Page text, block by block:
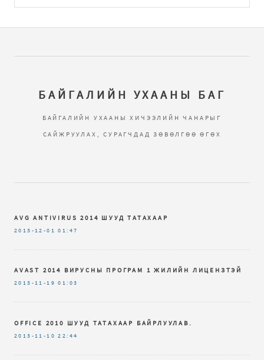
БАЙГАЛИЙН УХААНЫ БАГ
БАЙГАЛИЙН УХААНЫ ХИЧЭЭЛИЙН ЧАНАРЫГ
САЙЖРУУЛАХ, СУРАГЧДАД ЗӨВӨЛГӨӨ ӨГӨХ
AVG ANTIVIRUS 2014 ШУУД ТАТАХААР
2013-12-01 01:47
AVAST 2014 ВИРУСНЫ ПРОГРАМ 1 ЖИЛИЙН ЛИЦЕНЗТЭЙ
2013-11-19 01:03
OFFICE 2010 ШУУД ТАТАХААР БАЙРЛУУЛАВ.
2013-11-10 22:44